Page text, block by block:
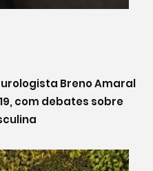
Breno Amaral
com debates sobre